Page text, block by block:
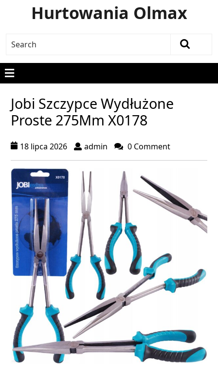
Hurtowania Olmax
Jobi Szczypce Wydłużone
Proste 275Mm X0178
18 lipca 2026 admin 0 Comment